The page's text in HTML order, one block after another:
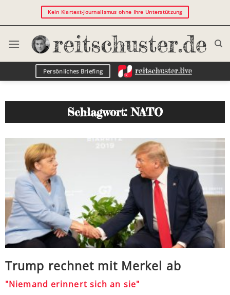
Kein Klartext-Journalismus ohne Ihre Unterstützung
Persönliches Briefing
Schlagwort: NATO
Trump rechnet mit Merkel ab
"Niemand erinnert sich an sie"